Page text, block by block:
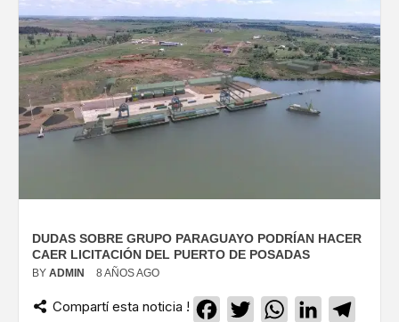
DUDAS SOBRE GRUPO PARAGUAYO PODRÍAN HACER
CAER LICITACIÓN DEL PUERTO DE POSADAS
BY ADMIN 8 AÑOS AGO
Compartí esta noticia ! Facebook
TwitterWhatsApp
LinkedIn